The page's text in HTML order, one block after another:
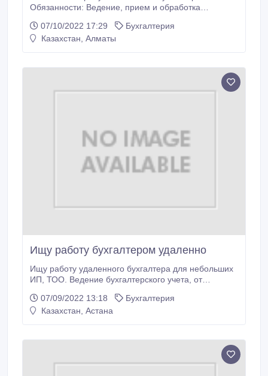
Обязанности: Ведение, прием и обработка
накладные, кадровые документы, договора).
Требования: Экономическое, бухгалтерское
07/10/2022 17:29
Бухгалтерия
Казахстан, Алматы
Ищу работу бухгалтером удаленно
Ищу работу удаленного бухгалтера для небольших
ИП, ТОО. Ведение бухгалтерского учета, от
статистической отчетности, работа в 1 С
Бухгалтерия, Кабинет Налогоплательщика. Звонить
07/09/2022 13:18
Бухгалтерия
Казахстан, Астана